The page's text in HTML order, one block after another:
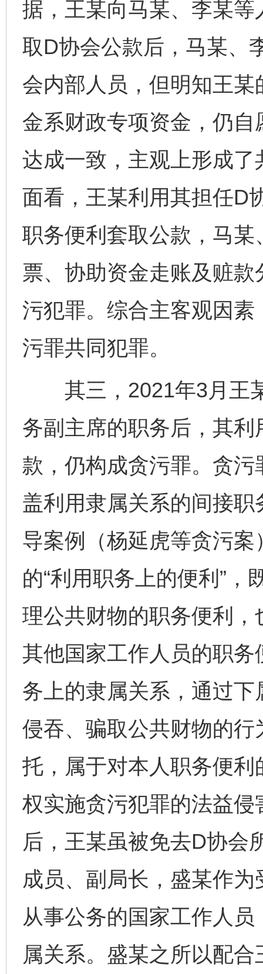
据，王某向马某、李某
取D协会公款后，马某、
会内部人员，但明知王
金系财政专项资金，仍
达成一致，主观上形成
面看，王某利用其担任D
职务便利套取公款，马
票、协助资金走账及赃
污犯罪。综合主客观因
污罪共同犯罪。
其三，2021年3月王
务副主席的职务后，其
款，仍构成贪污罪。贪污
盖利用隶属关系的间接
导案例（杨延虎等贪污
的“利用职务上的便利”
理公共财物的职务便利
其他国家工作人员的职
务上的隶属关系，通过
侵吞、骗取公共财物的
托，属于对本人职务便
权实施贪污犯罪的法益
后，王某虽被免去D协会
成员、副局长，盛某作
从事公务的国家工作人
属关系。盛某之所以配